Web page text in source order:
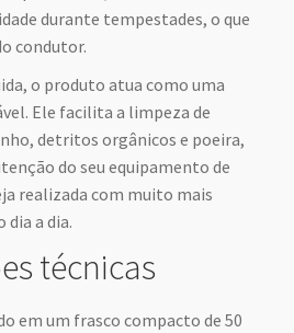
durante tempestades, o que
condutor.
o produto atua como uma
Ele facilita a limpeza de
detritos orgânicos e poeira,
do seu equipamento de
realizada com muito mais
dia a dia.
técnicas
em um frasco compacto de 50